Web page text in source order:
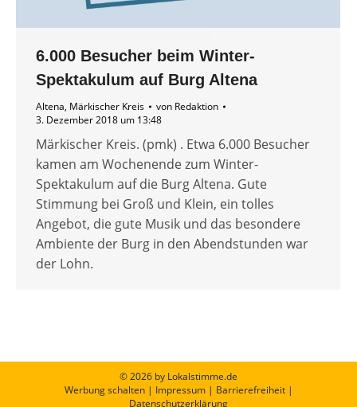
6.000 Besucher beim Winter-
Spektakulum auf Burg Altena
Altena, Märkischer Kreis von Redaktion
3. Dezember 2018 um 13:48
Märkischer Kreis. (pmk) . Etwa 6.000 Besucher
kamen am Wochenende zum Winter-
Spektakulum auf die Burg Altena. Gute
Stimmung bei Groß und Klein, ein tolles
Angebot, die gute Musik und das besondere
Ambiente der Burg in den Abendstunden war
der Lohn.
© 2026 by Lokalstimme.de
Werbung schalten| Impressum| Barrierefreiheit|
Datenschutzerklärung